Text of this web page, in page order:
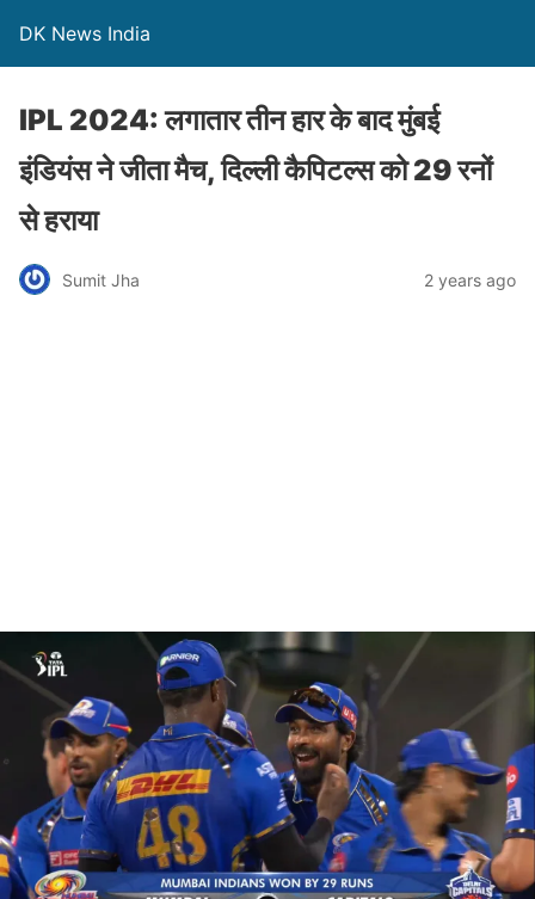
DK News India
IPL 2024: लगातार तीन हार के बाद मुंबई
इंडियंस ने जीता मैच, दिल्ली कैपिटल्स को 29 रनों
से हराया
Sumit Jha 2 years ago